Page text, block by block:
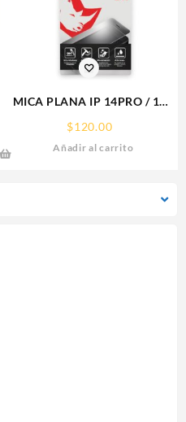
MICA PLANA IP 14PRO / 15
IPHONE 9H RHINOGLASS
$120.00
Añadir al carrito